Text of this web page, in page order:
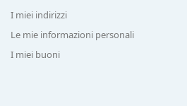
I miei indirizzi
Le mie informazioni personali
I miei buoni